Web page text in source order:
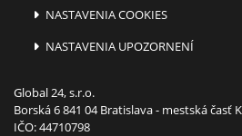
NASTAVENIA COOKIES
NASTAVENIA UPOZORNENÍ
Global 24, s.r.o.
Borská 6 841 04 Bratislava - mestská časť
IČO: 44710798